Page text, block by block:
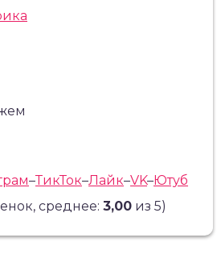
–ТикТок–Лайк–VK–Ютуб
среднее: 3,00 из 5)